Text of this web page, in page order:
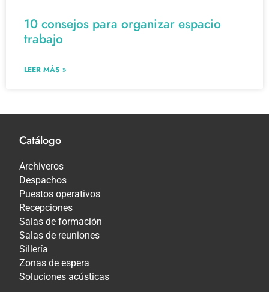
10 consejos para organizar espacio
trabajo
LEER MÁS »
Catálogo
Archiveros
Despachos
Puestos operativos
Recepciones
Salas de formación
Salas de reuniones
Sillería
Zonas de espera
Soluciones acústicas